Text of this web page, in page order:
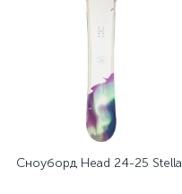
Сноуборд Head 24-25 Stella